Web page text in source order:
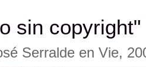
sin
Serralde en Vie,